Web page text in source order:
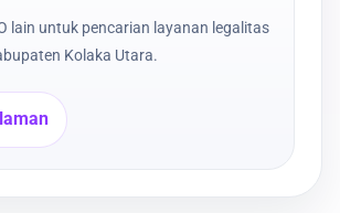
lain untuk pencarian layanan legalitas
Kolaka Utara.